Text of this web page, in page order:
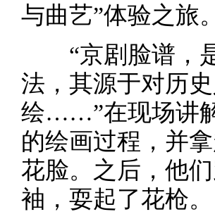
与曲艺”体验之旅。
“京剧脸谱，是
法，其源于对历
绘……”在现场讲
的绘画过程，并
花脸。之后，他
袖，耍起了花枪。